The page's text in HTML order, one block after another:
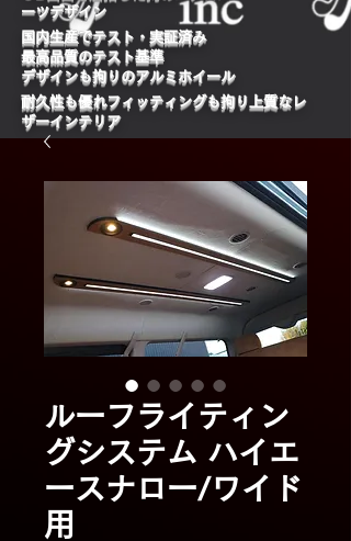
ーツデザイン
国内生産でテスト・実証済み
最高品質のテスト基準
デザインも拘りのアルミホイール
​耐久性も優れフィッティングも拘り上質なレ
ザーインテリア
ルーフライティン
グシステム ハイエ
ースナロー/ワイド
用